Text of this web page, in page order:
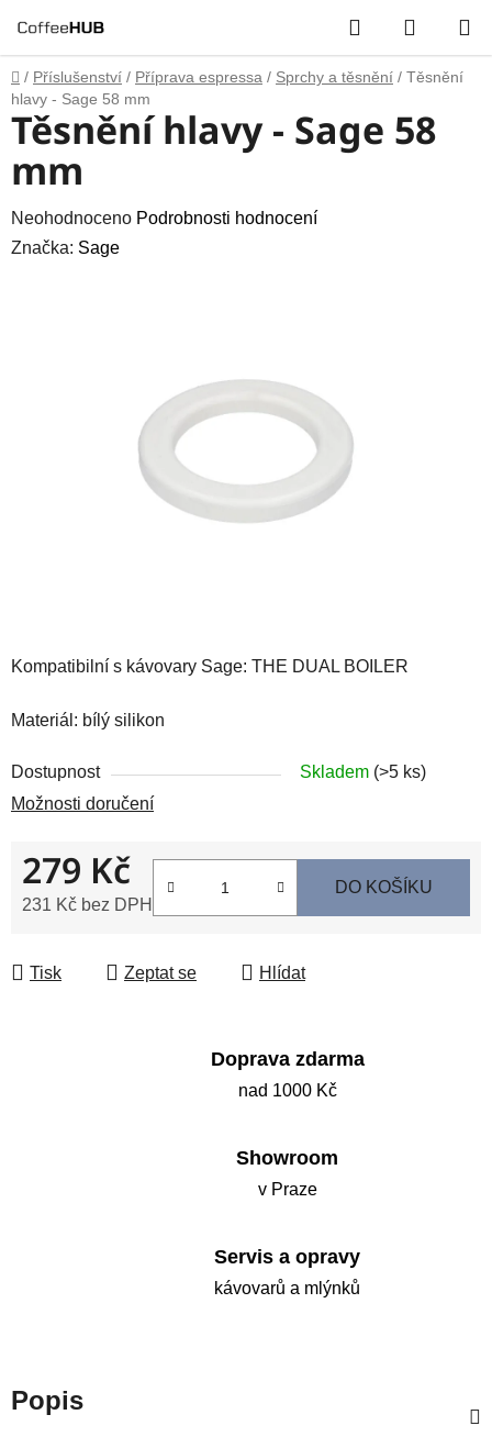
na
obsah
Hledat
KOŠÍK
Domů
/ Příslušenství / Příprava espressa / Sprchy a těsnění / Těsnění
hlavy - Sage 58 mm
Kompatibilní s kávovary Sage: THE DUAL BOILER
Materiál: bílý silikon
Dostupnost Skladem (>5 ks)
Možnosti doručení
279 Kč
231 Kč bez DPH
DO KOŠÍKU
Tisk Zeptat se Hlídat
Těsnění hlavy - Sage 58
mm
Průměrné
hodnocení
Neohodnoceno Podrobnosti hodnocení
Značka: Sage
Doprava zdarma
nad 1000 Kč
Showroom
v Praze
Servis a opravy
kávovarů a mlýnků
Popis